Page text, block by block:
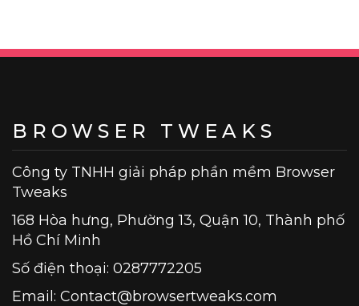
BROWSER TWEAKS
Công ty TNHH giải pháp phần mềm Browser
Tweaks
168 Hòa hưng, Phường 13, Quận 10, Thành phố
Hồ Chí Minh
Số điện thoại: 0287772205
Email: Contact@browsertweaks.com